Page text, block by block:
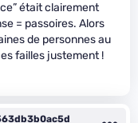
était clairement
= passoires. Alors
de personnes au
failles justement !